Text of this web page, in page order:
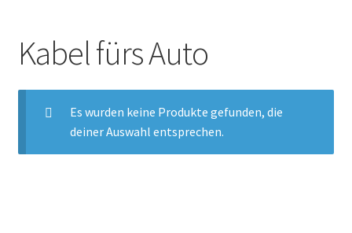
Veranstaltungen
Motorräder
Werkstatt
Kabel fürs Auto
Es wurden keine Produkte gefunden, die
deiner Auswahl entsprechen.